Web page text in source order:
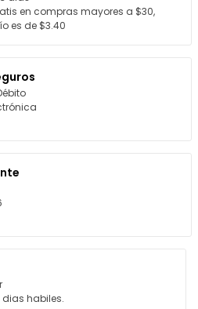
en compras mayores a $30,
es de $3.40
dias habiles.